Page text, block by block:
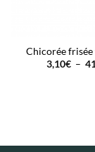
Chicorée
3,10€ –